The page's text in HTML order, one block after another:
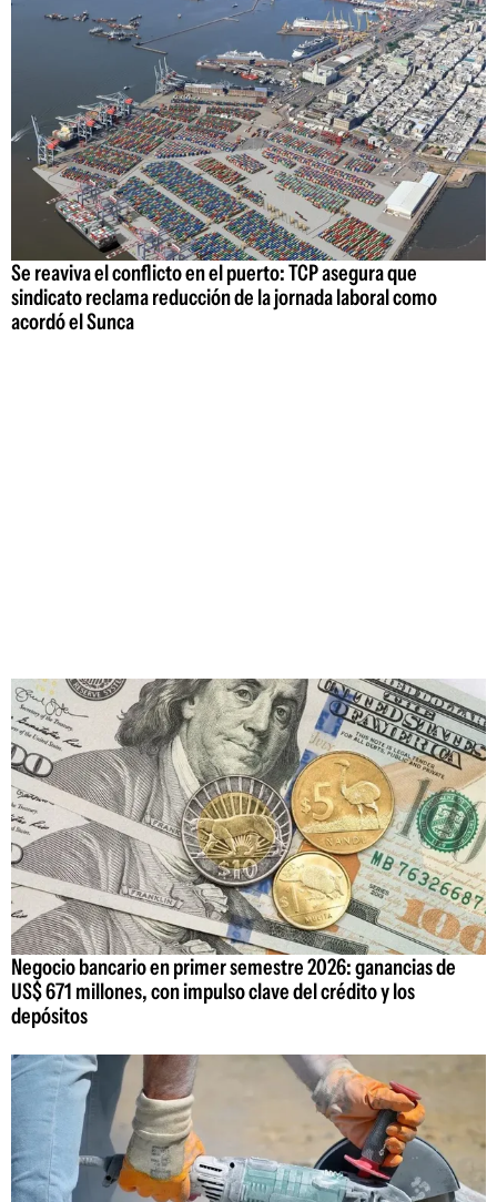
Se reaviva el conflicto en el puerto: TCP asegura que
sindicato reclama reducción de la jornada laboral como
acordó el Sunca
Negocio bancario en primer semestre 2026: ganancias de
US$ 671 millones, con impulso clave del crédito y los
depósitos